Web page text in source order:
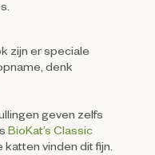
zijn er speciale
denk
geven zelfs
BioKat’s Classic
katten vinden dit fijn.